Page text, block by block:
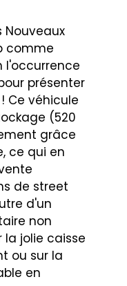
comme
l'occurrence
présenter
Ce véhicule
(520
grâce
ce qui en
de street
d'un
non
la jolie caisse
ou sur la
en